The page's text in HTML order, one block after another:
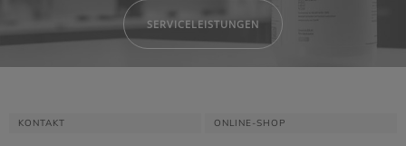
SERVICELEISTUNGEN
KONTAKT ONLINE-SHOP